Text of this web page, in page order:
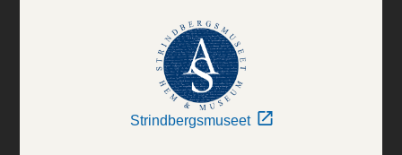
Strindbergsmuseet